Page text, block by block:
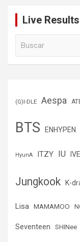
Live
(G)I-DLE Aespa
BTS ENHYPEN
HyunA ITZY IU IVE
Jungkook K-
Lisa MAMAMOO
Seventeen SHINee